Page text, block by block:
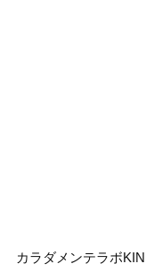
カラダメンテラボ